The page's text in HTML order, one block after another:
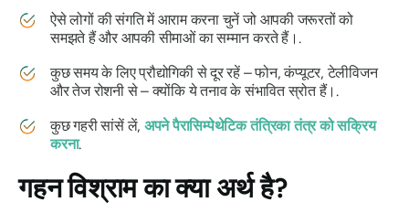
ऐसे लोगों की संगति में आराम करना चुनें जो आपकी जरूरतों को
समझते हैं और आपकी सीमाओं का सम्मान करते हैं।.
कुछ समय के लिए प्रौद्योगिकी से दूर रहें – फोन, कंप्यूटर, टेलीविजन
और तेज रोशनी से – क्योंकि ये तनाव के संभावित स्रोत हैं।.
कुछ गहरी सांसें लें, अपने पैरासिम्पेथेटिक तंत्रिका तंत्र को सक्रिय
करना.
गहन विश्राम का क्या अर्थ है?